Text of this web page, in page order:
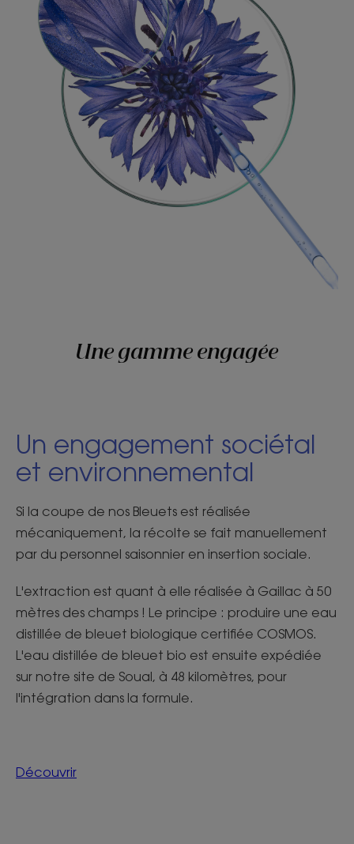
Une gamme engagée
Un engagement sociétal
et environnemental
Si la coupe de nos Bleuets est réalisée
mécaniquement, la récolte se fait manuellement
par du personnel saisonnier en insertion sociale.
L'extraction est quant à elle réalisée à Gaillac à 50
mètres des champs ! Le principe : produire une eau
distillée de bleuet biologique certifiée COSMOS.
L'eau distillée de bleuet bio est ensuite expédiée
sur notre site de Soual, à 48 kilomètres, pour
l'intégration dans la formule.
Découvrir